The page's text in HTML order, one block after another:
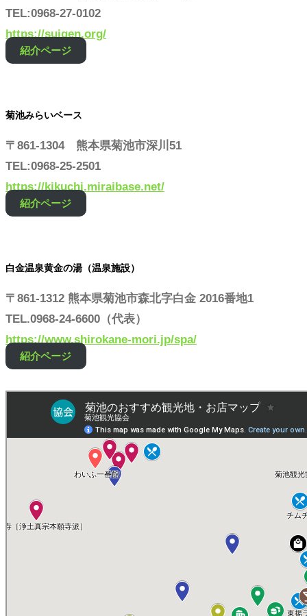
TEL:0968-27-0102
https://suigen.org/
紹介ページ
菊池みらいベース
〒861-1304 熊本県菊池市深川51
TEL:0968-25-2501
https://kikuchi.miraibase.net/
紹介ページ
白金温泉黄金の湯（温泉施設）
〒861-1312 熊本県菊池市森北字白金 2016番地1
TEL.0968-24-6600（代表）
https://www.shirokane-mori.jp/spa/
紹介ページ